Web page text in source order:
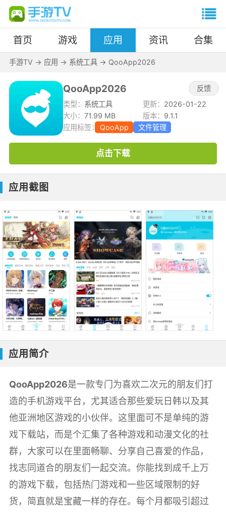
首页 游戏 应用 资讯 合集
手游TV -> 应用 -> 系统工具-> QooApp2026
QooApp2026
反馈
类型： 系统工具 更新： 2026-01-22
大小：71.99 MB 版本： 9.1.1
应用标签：
QooApp 文件管理
点击下载
应用截图
应用简介
QooApp2026是一款专门为喜欢二次元的朋友们打
造的手机游戏平台，尤其适合那些爱玩日韩以及其
他亚洲地区游戏的小伙伴。这里面可不是单纯的游
戏下载站，而是个汇集了各种游戏和动漫文化的社
群，大家可以在里面畅聊、分享自己喜爱的作品，
找志同道合的朋友们一起交流。你能找到成千上万
的游戏下载，包括热门游戏和一些区域限制的好
货，简直就是宝藏一样的存在。每个月都吸引超过